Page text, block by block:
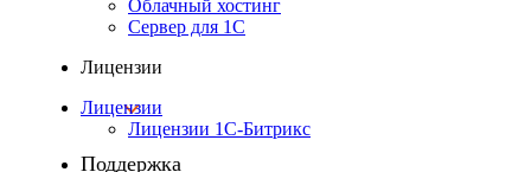
Облачный хостинг
Cервер для 1С
Лицензии
Лицензии
Лицензии 1С-Битрикс
Поддержка